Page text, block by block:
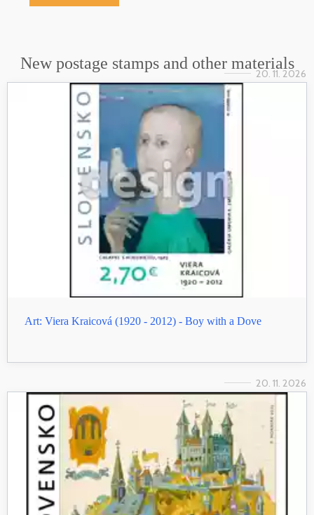
New postage stamps and other materials
20. 11. 2026
Art: Viera Kraicová (1920 - 2012) - Boy with a Dove
20. 11. 2026